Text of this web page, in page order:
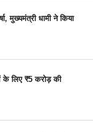
मुख्यमंत्री धामी ने किया
के लिए ₹5 करोड़ की